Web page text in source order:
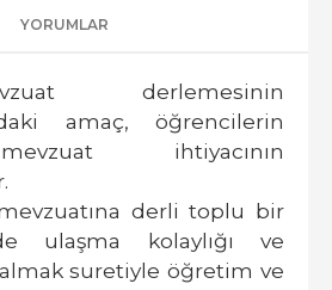
YORUMLAR
derlemesinin
amaç, öğrencilerin
ihtiyacının
derli toplu bir
ulaşma kolaylığı ve
suretiyle öğretim ve